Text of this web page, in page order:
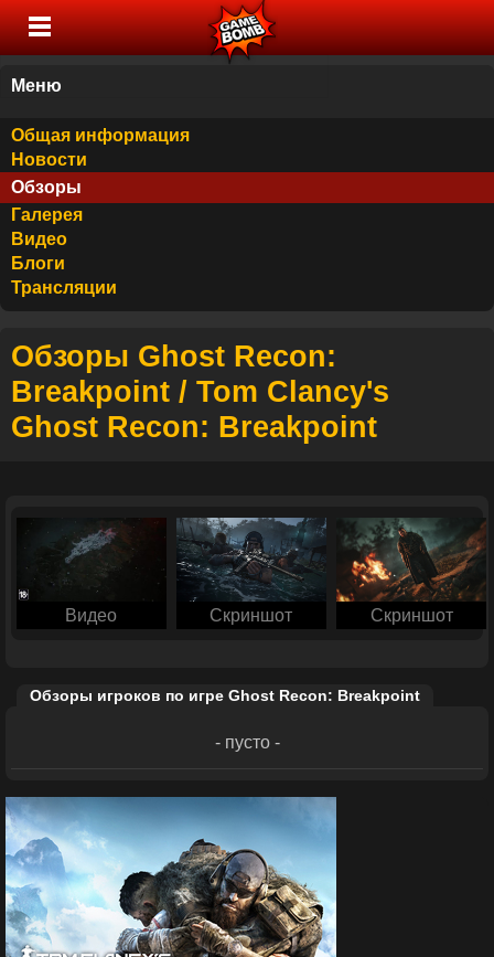
Меню
Общая информация
Новости
Обзоры
Галерея
Видео
Блоги
Трансляции
Обзоры Ghost Recon:
Breakpoint / Tom Clancy's
Ghost Recon: Breakpoint
Видео Скриншот Скриншот
Обзоры игроков по игре Ghost Recon: Breakpoint
- пусто -